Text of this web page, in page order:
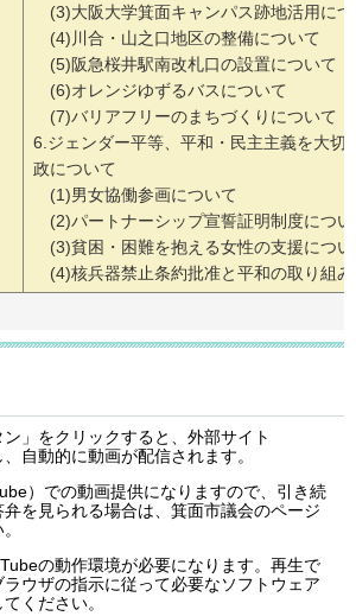
(3)大阪大学箕面キャンパス跡地活用に
(4)川合・山之口地区の整備について
(5)阪急桜井駅南改札口の設置について
(6)オレンジゆずるバスについて
(7)バリアフリーのまちづくりについて
6.ジェンダー平等、平和・民主主義を大切
政について
(1)男女協働参画について
(2)パートナーシップ宣誓証明制度につ
(3)貧困・困難を抱える女性の支援につ
(4)核兵器禁止条約批准と平和の取り組
」をクリックすると、外部サイト
自動的に動画が配信されます。
）での動画提供になりますので、引き続
弁を見られる場合は、箕面市議会のページ
の動作環境が必要になります。再生で
ラウザの指示に従って必要なソフトウェア
ください。